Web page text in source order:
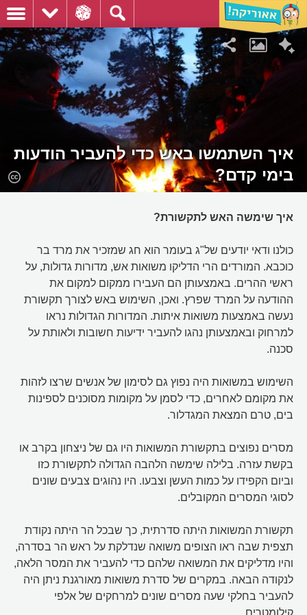
איך השתמשו באש כדי להעביר הודעות
בימי קדם?
איך שימשה האש לתקשורת?
כולנו ודאי יודעים של"ג בעומר הוא חג שמזכיר את מרד בר
כוכבא. המורדים הרי הדליקו משואות אש, מדורות גדולות, על
ראשי ההרים. באמצעותן הם העבירו ממקום למקום את
ההודעה על המרד שפרץ. ואכן, השימוש באש לצורך תקשורת
נעשה באמצעות משואות איתות. המדורות הגדולות נראו
למרחוק ובאמצעותן נהגו להעביר ידיעות חשובות ולאותת על
סכנה.
השימוש במשואות היה נפוץ גם לסימון של אנשים שרצו לזהות
את מקומם לאחרים, כדי לסמן על מקומות מסוכנים לספינות
בים, טרם המצאת המגדלור.
מסרים נפוצים בתקשורת המשואות היו גם של ניצחון בקרב או
בקשת עזרה. בלילה שימשה הלהבה הגדולה לתקשורת כזו
וביום הקפידו על כמות העשן וצבעו. היו נהוגים צבעים שונים
לסוגי המסרים המקובלים.
תקשורת המשואות היתה סדרתית, כך שבכל הר היתה נקודת
תצפית שבה ראו הצופים משואה שנדלקת על ראש הר בסדרה,
והיו מדליקים את המשואה שלהם כדי להעביר את המסר הלאה,
לנקודה הבאה. במקרים של סדרת משואות מאורגנת ניתן היה
להעביר בחלקי שעה מסרים שונים למרחקים של אלפי
קילומטרים.